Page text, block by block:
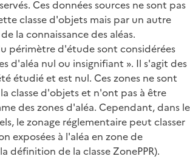
Ces données sources ne sont pas
classe d'objets mais par un autre
la connaissance des aléas.
périmètre d'étude sont considérées
d'aléa nul ou insignifiant ». Il s'agit des
étudié et est nul. Ces zones ne sont
classe d'objets et n'ont pas à être
des zones d'aléa. Cependant, dans le
le zonage réglementaire peut classer
exposées à l'aléa en zone de
définition de la classe ZonePPR).